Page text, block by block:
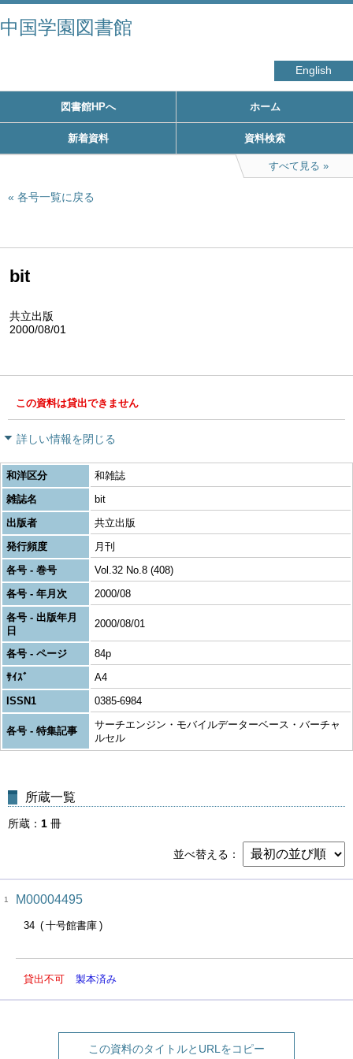
中国学園図書館
English
図書館HPへ ホーム
新着資料 資料検索
すべて見る
各号一覧に戻る
bit
共立出版
2000/08/01
この資料は貸出できません
詳しい情報を閉じる
和洋区分
和雑誌
雑誌名
bit
出版者
共立出版
発行頻度
月刊
各号 - 巻号
Vol.32 No.8 (408)
各号 - 年月次
2000/08
各号 - 出版年月
日
2000/08/01
各号 - ページ
84p
ｻｲｽﾞ
A4
ISSN1
0385-6984
各号 - 特集記事
サーチエンジン・モバイルデーターベース・バーチャ
ルセル
所蔵一覧
所蔵 1 冊
並べ替える
1 M00004495
34 十号館書庫
貸出不可 製本済み
この資料のタイトルとURLをコピー